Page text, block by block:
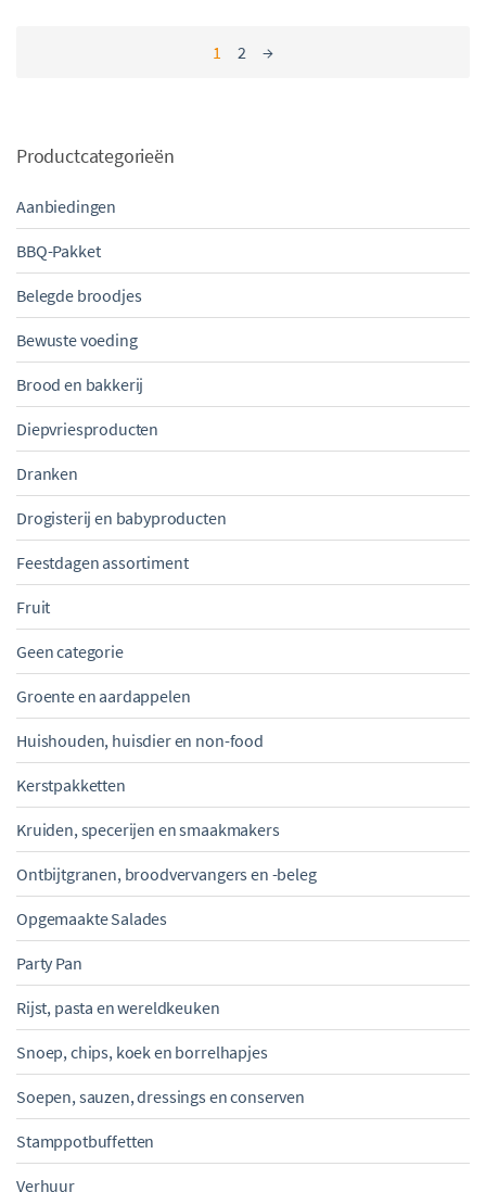
1 2 →
Productcategorieën
Aanbiedingen
BBQ-Pakket
Belegde broodjes
Bewuste voeding
Brood en bakkerij
Diepvriesproducten
Dranken
Drogisterij en babyproducten
Feestdagen assortiment
Fruit
Geen categorie
Groente en aardappelen
Huishouden, huisdier en non-food
Kerstpakketten
Kruiden, specerijen en smaakmakers
Ontbijtgranen, broodvervangers en -beleg
Opgemaakte Salades
Party Pan
Rijst, pasta en wereldkeuken
Snoep, chips, koek en borrelhapjes
Soepen, sauzen, dressings en conserven
Stamppotbuffetten
Verhuur